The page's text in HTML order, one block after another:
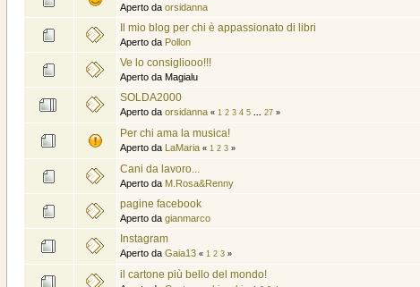
Aperto da orsidanna
Il mio blog per chi è appassionato di libri
Aperto da Pollon
Ve lo consigliooo!!!
Aperto da Magialu
SOLDA2000
Aperto da orsidanna « 1 2 3 4 5 27»
Per chi ama la musica!
Aperto da LaMaria « 1 2 3»
Cani da lavoro...
Aperto da M.Rosa&Renny
pagine facebook
Aperto da gianmarco
Instagram
Aperto da Gaia13 « 1 2 3»
il cartone più bello del mondo!